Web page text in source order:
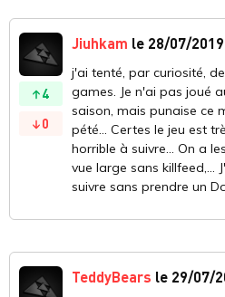
4
0
Jiuhkam le 28/07/
j'ai tenté, par curiosité,
games. Je n'ai pas joué
saison, mais punaise ce
pété... Certes le jeu est
horrible à suivre... On a
vue large sans killfeed,...
suivre sans prendre un
TeddyBears le 29/07/